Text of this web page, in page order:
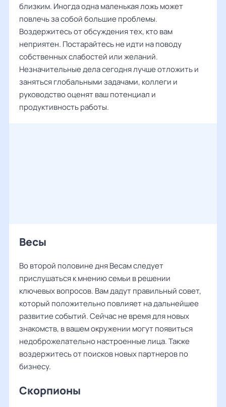
близким. Иногда одна маленькая ложь может
повлечь за собой большие проблемы.
Воздержитесь от обсуждения тех, кто вам
неприятен. Постарайтесь не идти на поводу
собственных слабостей или желаний.
Незначительные дела сегодня лучше отложить и
заняться глобальными задачами, коллеги и
руководство оценят ваш потенциал и
продуктивность работы.
Весы
Во второй половине дня Весам следует
прислушаться к мнению семьи в решении
ключевых вопросов. Вам дадут правильный совет,
который положительно повлияет на дальнейшее
развитие событий. Сейчас не время для новых
знакомств, в вашем окружении могут появиться
недоброжелательно настроенные лица. Также
воздержитесь от поисков новых партнеров по
бизнесу.
Скорпионы